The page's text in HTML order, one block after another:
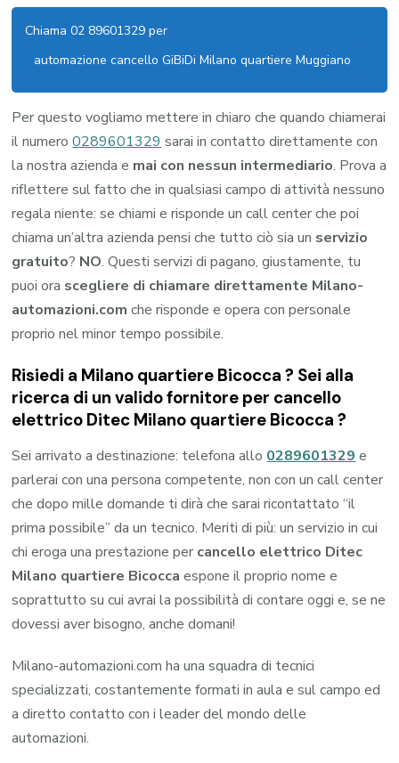
Chiama 02 89601329 per
automazione cancello GiBiDi Milano quartiere Muggiano
Per questo vogliamo mettere in chiaro che quando chiamerai
il numero0289601329 sarai in contatto direttamente con
la nostra azienda e mai con nessun intermediario. Prova a
riflettere sul fatto che in qualsiasi campo di attività nessuno
regala niente: se chiami e risponde un call center che poi
chiama un’altra azienda pensi che tutto ciò sia un servizio
gratuito? NO. Questi servizi di pagano, giustamente, tu
puoi ora scegliere di chiamare direttamente Milano-
automazioni.com che risponde e opera con personale
proprio nel minor tempo possibile.
Risiedi a Milano quartiere Bicocca ? Sei alla
ricerca di un valido fornitore per cancello
elettrico Ditec Milano quartiere Bicocca ?
Sei arrivato a destinazione: telefona allo 0289601329 e
parlerai con una persona competente, non con un call center
che dopo mille domande ti dirà che sarai ricontattato “il
prima possibile” da un tecnico. Meriti di più: un servizio in cui
chi eroga una prestazione per cancello elettrico Ditec
Milano quartiere Bicocca espone il proprio nome e
soprattutto su cui avrai la possibilità di contare oggi e, se ne
dovessi aver bisogno, anche domani!
Milano-automazioni.com ha una squadra di tecnici
specializzati, costantemente formati in aula e sul campo ed
a diretto contatto con i leader del mondo delle
automazioni.